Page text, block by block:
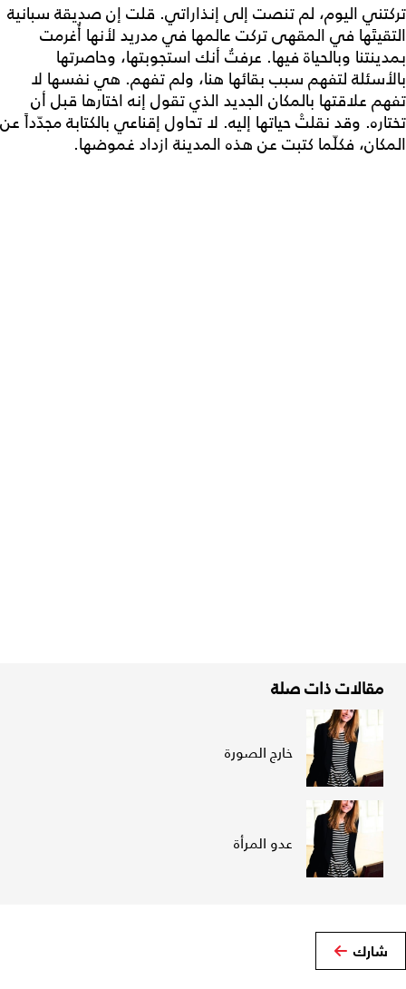
تركتني اليوم، لم تنصت إلى إنذاراتي. قلت إن صديقة سبانية
التقيتَها في المقهى تركت عالمها في مدريد لأنها أُغرمت
بمدينتنا وبالحياة فيها. عرفتُ أنك استجوبتها، وحاصرتها
بالأسئلة لتفهم سبب بقائها هنا، ولم تفهم. هي نفسها لا
تفهم علاقتها بالمكان الجديد الذي تقول إنه اختارها قبل أن
تختاره. وقد نقلتْ حياتها إليه. لا تحاول إقناعي بالكتابة مجدّداً عن
المكان، فكلّما كتبت عن هذه المدينة ازداد غموضها.
مقالات ذات صلة
خارج الصورة
عدو المرأة
شارك